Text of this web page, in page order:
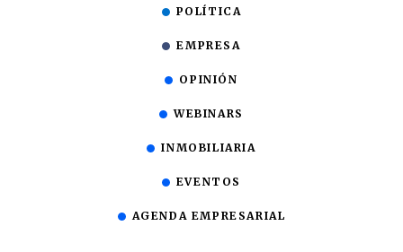
POLÍTICA
EMPRESA
OPINIÓN
WEBINARS
INMOBILIARIA
EVENTOS
AGENDA EMPRESARIAL